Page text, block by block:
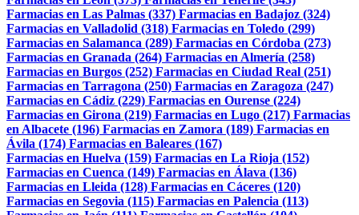
Farmacias en Las Palmas (337) Farmacias en Badajoz (324)
Farmacias en Valladolid (318) Farmacias en Toledo (299)
Farmacias en Salamanca (289) Farmacias en Córdoba (273)
Farmacias en Granada (264) Farmacias en Almería (258)
Farmacias en Burgos (252) Farmacias en Ciudad Real (251)
Farmacias en Tarragona (250) Farmacias en Zaragoza (247)
Farmacias en Cádiz (229) Farmacias en Ourense (224)
Farmacias en Girona (219) Farmacias en Lugo (217) Farmacias
en Albacete (196) Farmacias en Zamora (189) Farmacias en
Ávila (174) Farmacias en Baleares (167)
Farmacias en Huelva (159) Farmacias en La Rioja (152)
Farmacias en Cuenca (149) Farmacias en Álava (136)
Farmacias en Lleida (128) Farmacias en Cáceres (120)
Farmacias en Segovia (115) Farmacias en Palencia (113)